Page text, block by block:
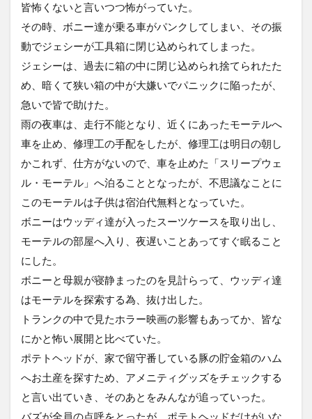
皆怖くないと言いつつ怖がっていた。
その時、ボニー達が乗る車がパンクしてしまい、その振
動でジェシーが工具箱に閉じ込められてしまった。
ジェシーは、過去に箱の中に閉じ込められ捨てられたた
め、暗くて狭い箱の中が大嫌いでパニックに陥ったが、
急いで皆で助けた。
雨の夜車は、走行不能となり、近くにあったモーテルへ
車を止め、修理工の手配をしたが、修理工は明日の朝し
かこれず、仕方がないので、車を止めた「スリープウェ
ル・モーテル」へ泊ることとなったが、不思議なことに
このモーテルは子供は宿泊代無料となっていた。
ボニーはウッディ達が入ったスーツケースを取り出し、
モーテルの部屋へ入り、夜遅いことあってすぐ眠ること
にした。
ボニーと母親が寝静まったのを見計らって、ウッディ達
はモーテルを探索する為、抜け出した。
トランクの中で見たホラー映画の影響もあってか、皆な
にかと怖い展開と比べていた。
ポテトヘッドが、家で留守番している豚の貯金箱のハム
へお土産を探すため、アメニティグッズをチェックする
と言い出ていき、そのあとをみんなが追っていった。
バズが全員の点呼をとったが、ポテトヘッドだけがいな